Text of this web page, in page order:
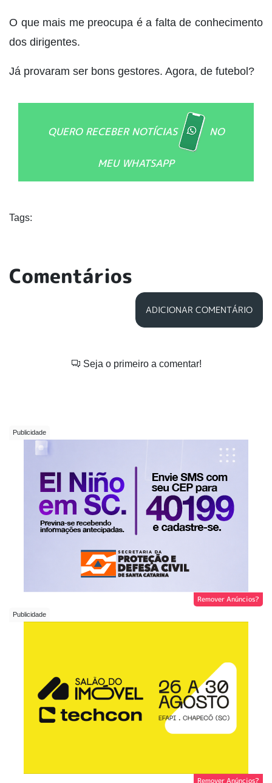
O que mais me preocupa é a falta de conhecimento
dos dirigentes.
Já provaram ser bons gestores. Agora, de futebol?
QUERO RECEBER NOTÍCIAS NO
MEU WHATSAPP
Tags:
Comentários
ADICIONAR COMENTÁRIO
Seja o primeiro a comentar!
Remover Anúncios?
Remover Anúncios?